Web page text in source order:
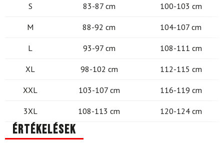
S 83-87 cm 100-103 cm
M 88-92 cm 104-107 cm
L 93-97 cm 108-111 cm
XL 98-102 cm 112-115 cm
XXL 103-107 cm 116-119 cm
3XL 108-113 cm 120-124 cm
Értékelések